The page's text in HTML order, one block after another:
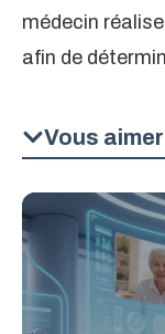
médecin
afin de
Vous